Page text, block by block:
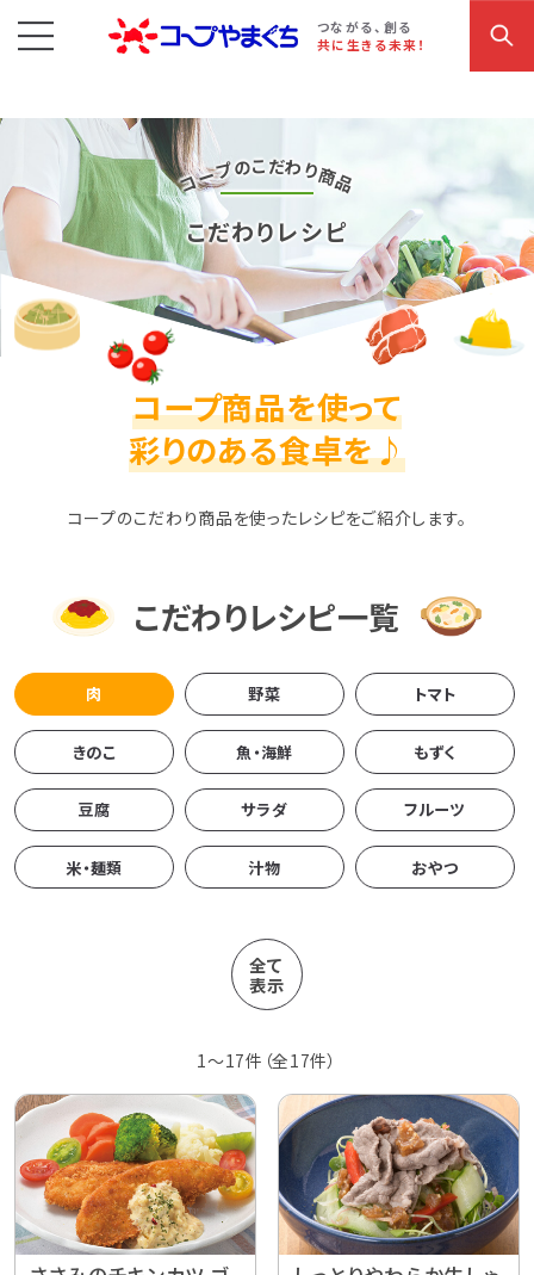
つながる、創る
共に生きる未来！
コープやまぐち お買い物・サービス こだわり商品 参加・イベント情報
コープのこだわり商品
こだわりレシピ
コープ商品を使って
彩りのある食卓を♪
コープのこだわり商品を使ったレシピをご紹介します。
こだわりレシピ一覧
肉 野菜 トマト
きのこ 魚・海鮮 もずく
豆腐 サラダ フルーツ
米・麺類 汁物 おやつ
全て
表示
1〜17件（全17件）